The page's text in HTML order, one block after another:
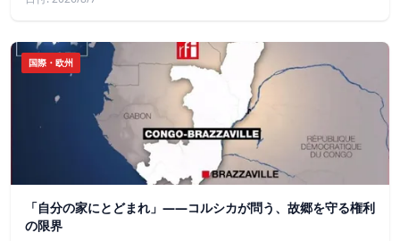
国際・欧州
「自分の家にとどまれ」——コルシカが問う、故郷を守る権利
の限界